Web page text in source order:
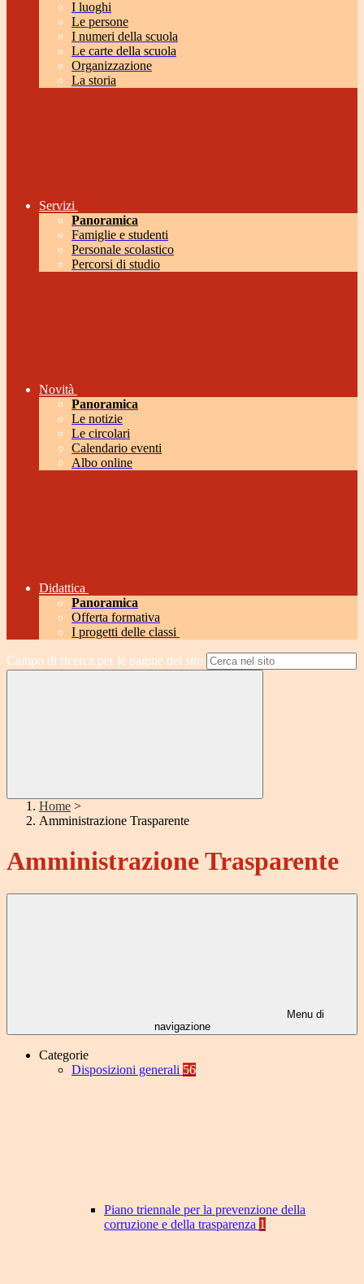
I luoghi
Le persone
I numeri della scuola
Le carte della scuola
Organizzazione
La storia
Servizi
Panoramica
Famiglie e studenti
Personale scolastico
Percorsi di studio
Novità
Panoramica
Le notizie
Le circolari
Calendario eventi
Albo online
Didattica
Panoramica
Offerta formativa
I progetti delle classi
Campo di ricerca per le pagine del sito
Home >
Amministrazione Trasparente
Amministrazione Trasparente
Menu di
navigazione
Categorie
Disposizioni generali 56
Piano triennale per la prevenzione della
corruzione e della trasparenza 1